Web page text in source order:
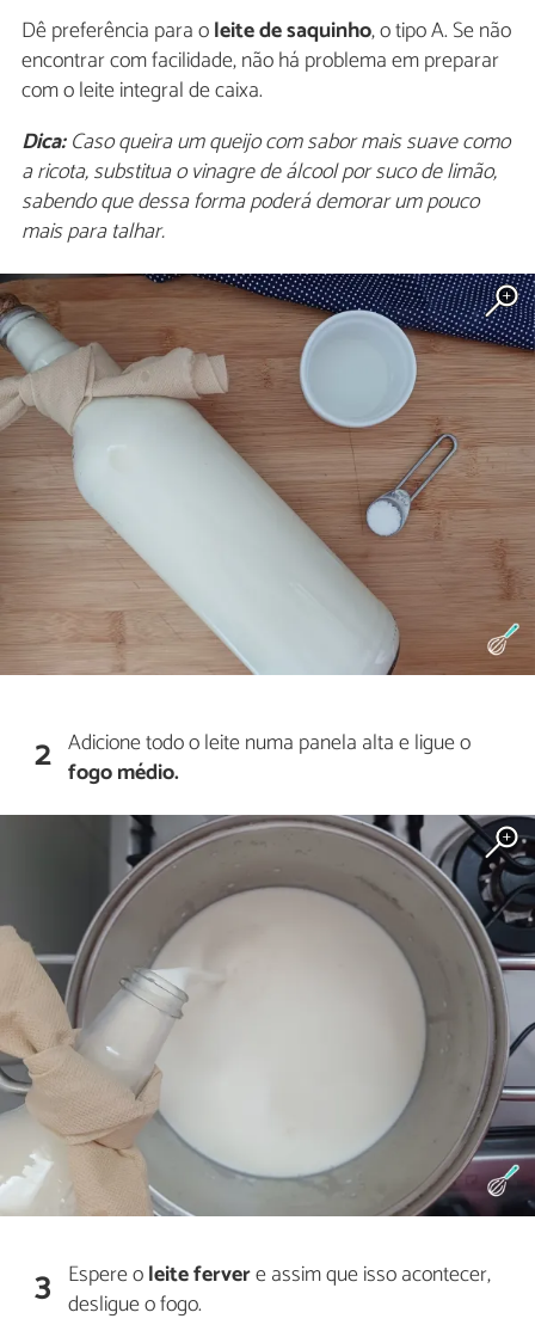
Dê preferência para oleite de saquinho, o tipo A. Se não
encontrar com facilidade, não há problema em preparar
com o leite integral de caixa.
Dica:Caso queira um queijo com sabor mais suave como
a ricota, substitua o vinagre de álcool por suco de limão,
sabendo que dessa forma poderá demorar um pouco
mais para talhar.
2 Adicione todo o leite numa panela alta e ligue o
fogo médio.
3 Espere oleite fervere assim que isso acontecer,
desligue o fogo.